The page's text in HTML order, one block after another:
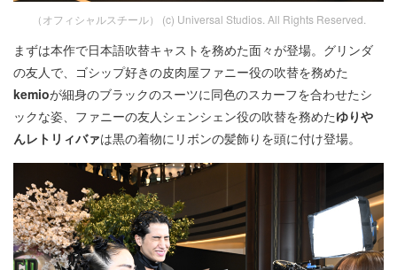
（オフィシャルスチール） (c) Universal Studios. All Rights Reserved.
まずは本作で日本語吹替キャストを務めた面々が登場。グリンダ
の友人で、ゴシップ好きの皮肉屋ファニー役の吹替を務めた
kemioが細身のブラックのスーツに同色のスカーフを合わせたシ
ックな姿、ファニーの友人シェンシェン役の吹替を務めたゆりや
んレトリィバァは黒の着物にリボンの髪飾りを頭に付け登場。